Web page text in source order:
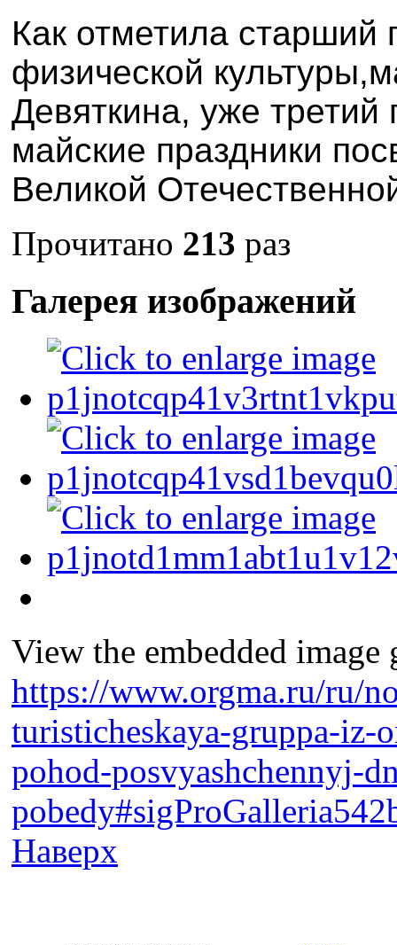
Как отметила старший
физической культуры,
Девяткина, уже третий
майские праздники
Великой
Прочитано 213 раз
Галерея изображений
View the embedded
https://www.orgma.ru/ru/
turisticheskaya-gruppa-iz-
pohod-posvyashchennyj-
Наверх